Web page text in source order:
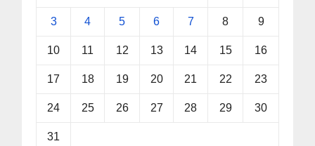
3 4 5 6 7 8 9
10 11 12 13 14 15 16
17 18 19 20 21 22 23
24 25 26 27 28 29 30
31